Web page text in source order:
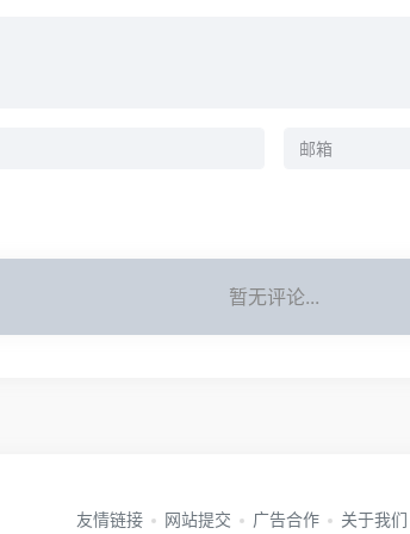
暂无评论...
友情链接 网站提交 广告合作 关于我们